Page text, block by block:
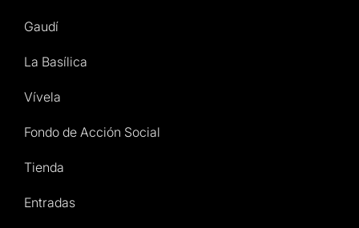
Gaudí
La Basílica
Vívela
Fondo de Acción Social
Tienda
Entradas